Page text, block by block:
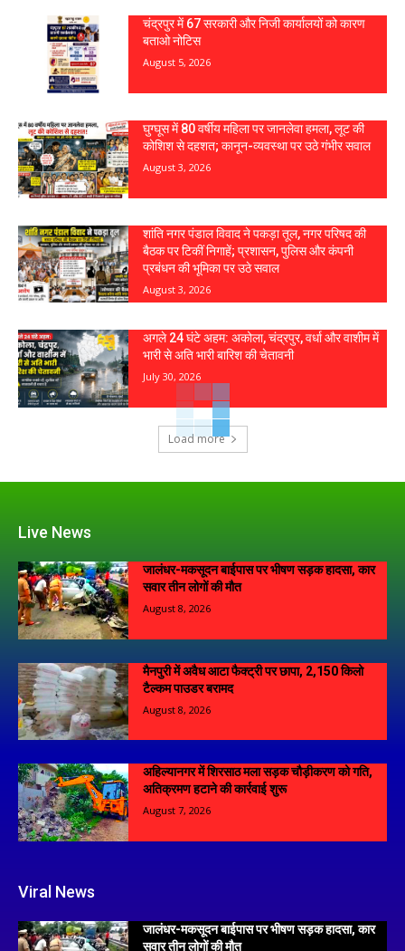
चंद्रपुर में 67 सरकारी और निजी कार्यालयों को कारण
बताओ नोटिस
August 5, 2026
घुग्घूस में 80 वर्षीय महिला पर जानलेवा हमला, लूट की
कोशिश से दहशत; कानून-व्यवस्था पर उठे गंभीर सवाल
August 3, 2026
शांति नगर पंडाल विवाद ने पकड़ा तूल, नगर परिषद की
बैठक पर टिकीं निगाहें; प्रशासन, पुलिस और कंपनी
प्रबंधन की भूमिका पर उठे सवाल
August 3, 2026
अगले 24 घंटे अहम: अकोला, चंद्रपुर, वर्धा और वाशीम में
भारी से अति भारी बारिश की चेतावनी
July 30, 2026
Load more
Live News
जालंधर-मकसूदन बाईपास पर भीषण सड़क हादसा, कार
सवार तीन लोगों की मौत
August 8, 2026
मैनपुरी में अवैध आटा फैक्ट्री पर छापा, 2,150 किलो
टैल्कम पाउडर बरामद
August 8, 2026
अहिल्यानगर में शिरसाठ मला सड़क चौड़ीकरण को गति,
अतिक्रमण हटाने की कार्रवाई शुरू
August 7, 2026
Viral News
जालंधर-मकसूदन बाईपास पर भीषण सड़क हादसा, कार
सवार तीन लोगों की मौत